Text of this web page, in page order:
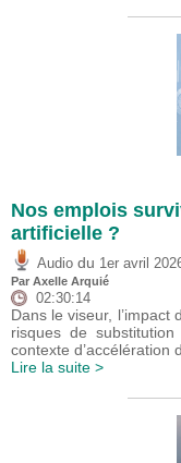
Nos emplois
artificielle ?
Audio du 1er avril
Par Axelle Arquié
02:30:14
Dans le viseur, l’impact
risques de
contexte d’accélération
Lire la suite >